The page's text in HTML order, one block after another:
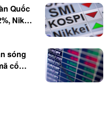
Quốc
Nikkei
gần
sóng
cổ